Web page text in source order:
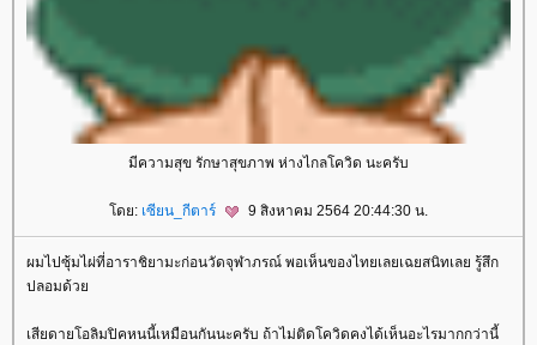
มีความสุข รักษาสุขภาพ ห่างไกลโควิด นะครับ
ดย: เซียน_กีตาร์ 9 สิงหาคม 2564 20:44:30 น.
ผมไปซุ้มไผ่ที่อาราชิยามะก่อนวัดจุฬาภรณ์ พอเห็นของไทยเลยเฉยสนิทเลย รู้สึก
ปลอมด้ว
เสียดายโอลิมปิคหนนี้เหมือนกันนะครับ ถ้าไม่ติดโควิดคงได้เห็นอะไรมากกว่านี้